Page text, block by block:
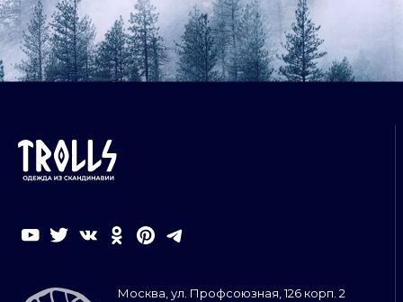
Москва, ул. Профсоюзная, 126 корп. 2